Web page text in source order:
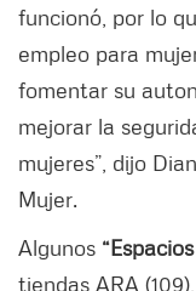
funcionó, por lo
empleo para
fomentar su
mejorar la
mujeres”, dijo
Mujer.
Algunos
tiendas ARA